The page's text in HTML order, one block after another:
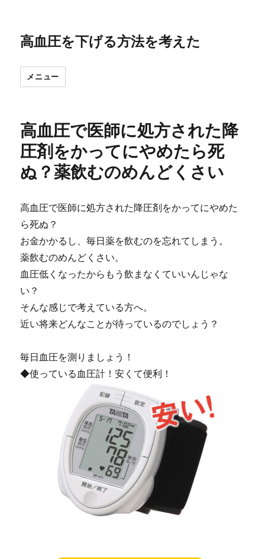
高血圧を下げる方法を考えた
メニュー
高血圧で医師に処方された降
圧剤をかってにやめたら死
ぬ？薬飲むのめんどくさい
高血圧で医師に処方された降圧剤をかってにやめた
ら死ぬ？
お金かかるし、毎日薬を飲むのを忘れてしまう。
薬飲むのめんどくさい。
血圧低くなったからもう飲まなくていいんじゃな
い？
そんな感じで考えている方へ。
近い将来どんなことが待っているのでしょう？
毎日血圧を測りましょう！
◆使っている血圧計！安くて便利！